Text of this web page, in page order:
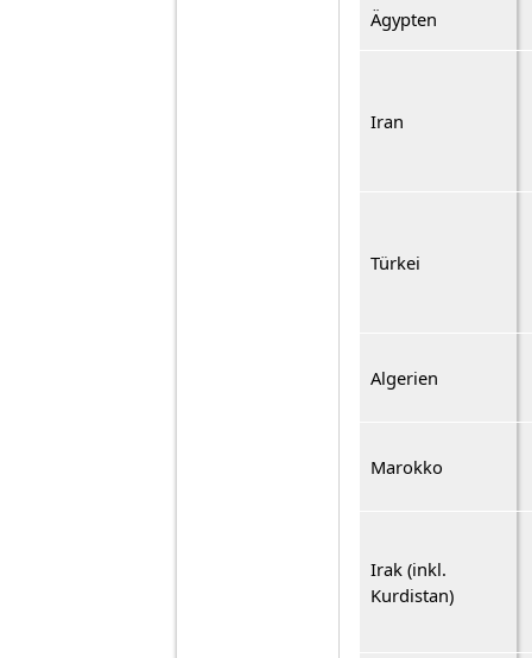
Ägypten
Iran
Türkei
Algerien
Marokko
Irak (inkl.
Kurdistan)